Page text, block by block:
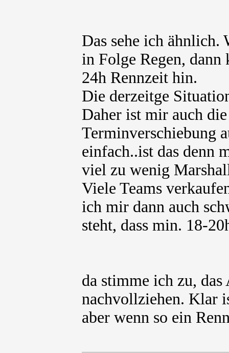
Das sehe ich ähnlich.
in Folge Regen,
24h Rennzeit hin.
Die derzeitge
Daher ist mir auch
Terminverschiebung
einfach..ist das denn
viel zu wenig
Viele Teams
ich mir dann auch
steht, dass min. 18-
da stimme ich zu,
nachvollziehen. Klar
aber wenn so ein